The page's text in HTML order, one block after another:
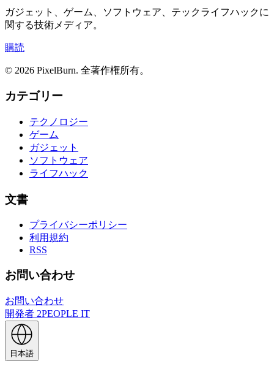
ガジェット、ゲーム、ソフトウェア、テックライフハックに
関する技術メディア。
購読
© 2026 PixelBurn. 全著作権所有。
カテゴリー
テクノロジー
ゲーム
ガジェット
ソフトウェア
ライフハック
文書
プライバシーポリシー
利用規約
RSS
お問い合わせ
お問い合わせ
開発者 2PEOPLE IT
日本語